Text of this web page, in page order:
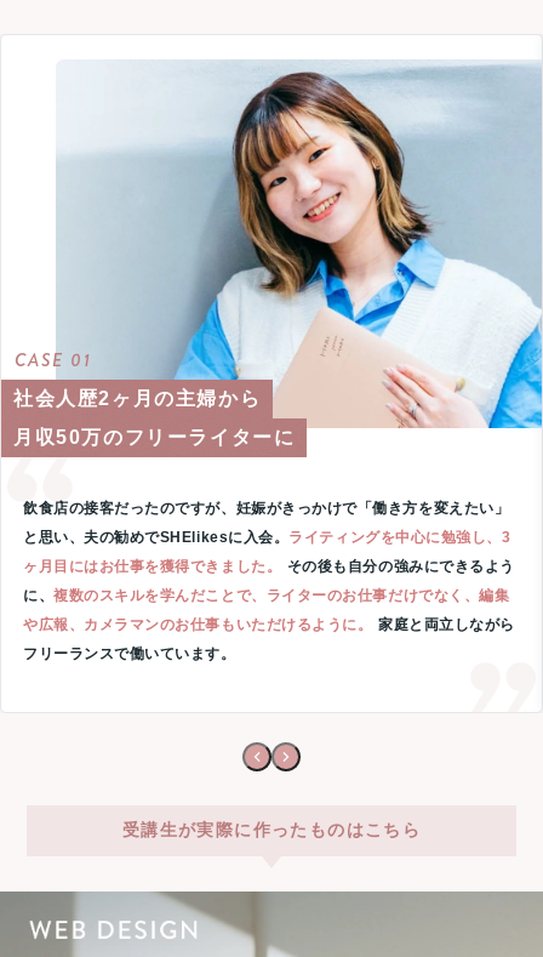
CASE 01
社会人歴2ヶ月の主婦から
月収50万のフリーライターに
飲食店の接客だったのですが、妊娠がきっかけで「働き方を変えたい」
と思い、夫の勧めでSHElikesに入会。 ライティングを中心に勉強し、3
ヶ月目にはお仕事を獲得できました。
その後も自分の強みにできるよう
に、複数のスキルを学んだことで、ライターのお仕事だけでなく、編集
や広報、カメラマンのお仕事もいただけるように。
家庭と両立しながら
フリーランスで働いています。
受講生が実際に作ったものはこちら